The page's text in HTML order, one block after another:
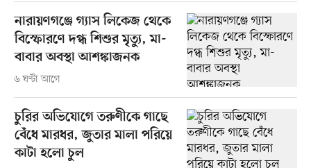
নারায়ণগঞ্জে গ্যাস লিকেজ থেকে
বিস্ফোরণে দগ্ধ শিশুর মৃত্যু, মা-
বাবার অবস্থা আশঙ্কাজনক
৬ ঘণ্টা আগে
চুরির অভিযোগে তরুণীকে গাছে
বেঁধে মারধর, জুতার মালা পরিয়ে
কাটা হলো চুল